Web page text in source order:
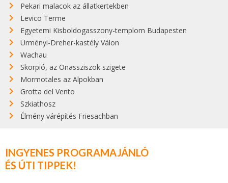
Pekari malacok az állatkertekben
Levico Terme
Egyetemi Kisboldogasszony-templom Budapesten
Ürményi-Dreher-kastély Válon
Wachau
Skorpió, az Onassziszok szigete
Mormotales az Alpokban
Grotta del Vento
Szkiathosz
Élmény várépítés Friesachban
INGYENES PROGRAMAJÁNLÓ
ÉS ÚTI TIPPEK!